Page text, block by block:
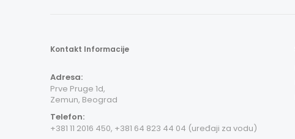
Kontakt Informacije
Adresa:
Prve Pruge 1d,
Zemun, Beograd
Telefon:
+381 11 2016 450, +381 64 823 44 04 (uređaji za vodu)